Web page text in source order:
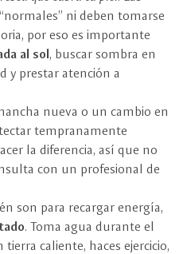
ni deben tomarse
por eso es importante
al sol, buscar sombra en
y prestar atención a
nueva o un cambio en
tempranamente
la diferencia, así que no
con un profesional de
son para recargar energía,
. Toma agua durante el
caliente, haces ejercicio,